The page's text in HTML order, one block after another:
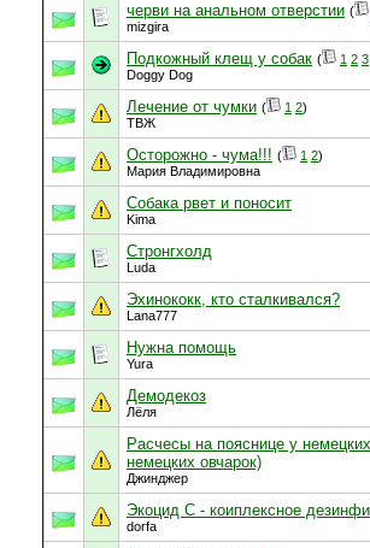
черви на анальном отверстии (
mizgira
Подкожный клещ у собак ( 1 2 3
Doggy Dog
Лечение от чумки ( 1 2)
ТВЖ
Осторожно - чума!!! ( 1 2)
Мария Владимировна
Собака рвет и поносит
Kima
Стронгхолд
Luda
Эхинококк, кто сталкивался?
Lana777
Нужна помощь
Yura
Демодекоз
Лёля
Расчесы на пояснице у
немецких овчарок)
Джинджер
Экоцид С - коиплексное
dorfa